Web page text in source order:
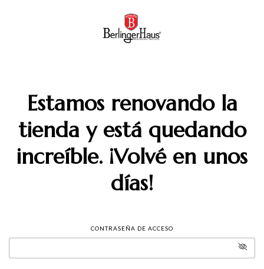
Estamos renovando la
tienda y está quedando
increíble. ¡Volvé en unos
días!
CONTRASEÑA DE ACCESO